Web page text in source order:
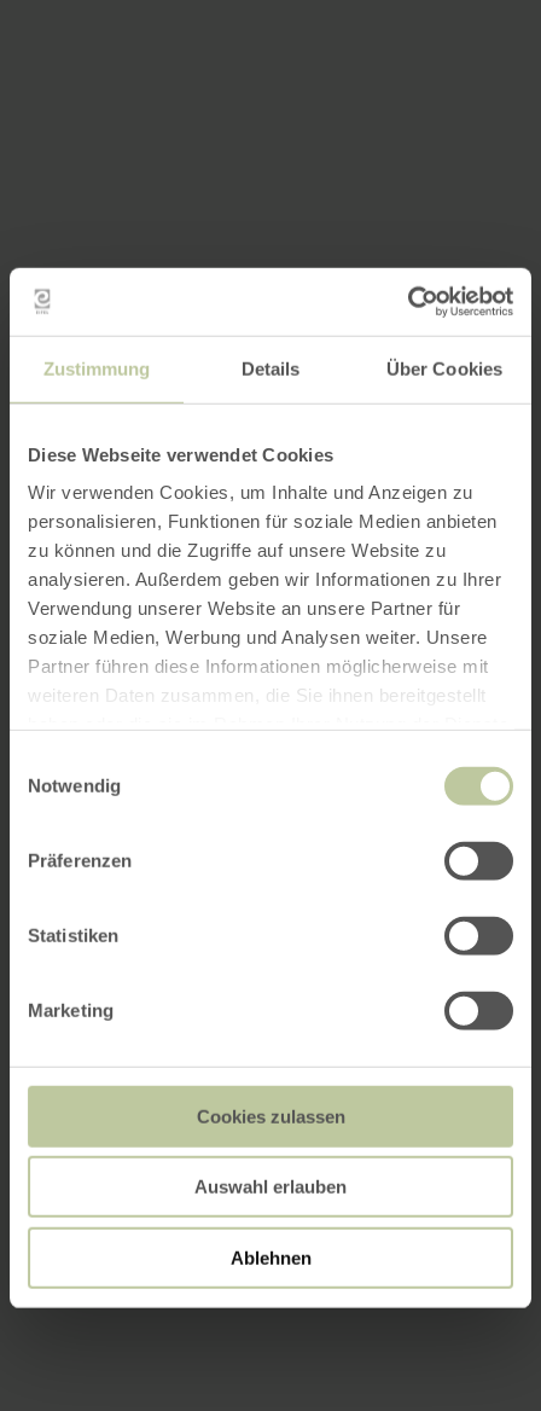
Zustimmung Details Über Cookies
Diese Webseite verwendet Cookies
Wir verwenden Cookies, um Inhalte und Anzeigen zu
personalisieren, Funktionen für soziale Medien anbieten
zu können und die Zugriffe auf unsere Website zu
analysieren. Außerdem geben wir Informationen zu Ihrer
Verwendung unserer Website an unsere Partner für
soziale Medien, Werbung und Analysen weiter. Unsere
Partner führen diese Informationen möglicherweise mit
weiteren Daten zusammen, die Sie ihnen bereitgestellt
Notwendig
Präferenzen
Statistiken
Marketing
Cookies zulassen
Auswahl erlauben
Ablehnen